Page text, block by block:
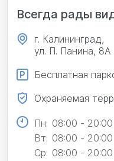
Всегда рады
г. Калининград,
ул. П. Панина, 8А
Бесплатная
Охраняемая
Пн: 08:00 - 20:00
Вт: 08:00 - 20:00
Ср: 08:00 - 20:00